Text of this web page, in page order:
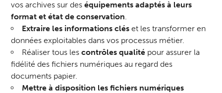
vos archives sur deséquipements adaptés à leurs
format et état de conservation.
Extraire les informations clés et les transformer en
données exploitables dans vos processus métier.
Réaliser tous les contrôles qualité pour assurer la
fidélité des fichiers numériques au regard des
documents papier.
Mettre à disposition les fichiers numériques